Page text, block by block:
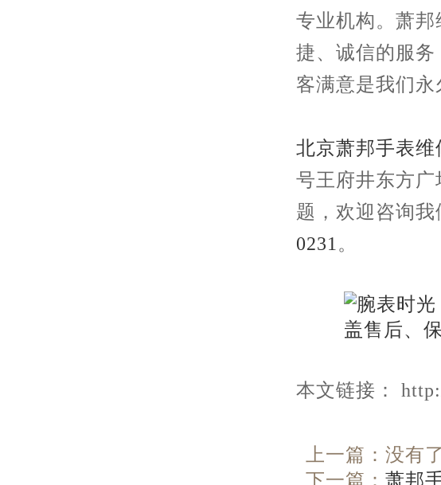
专业机构。萧
捷、诚信的服
客满意是我们永
北京萧邦手表维
号王府井东方
题，欢迎咨询我
0231 。
本文链接：
上一篇：没有了
下一篇： 萧邦